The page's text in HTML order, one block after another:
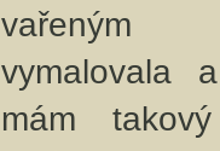
vymalovala
mám